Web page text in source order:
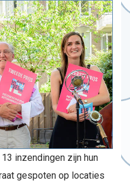
inzendingen zijn hun
gespoten op locaties